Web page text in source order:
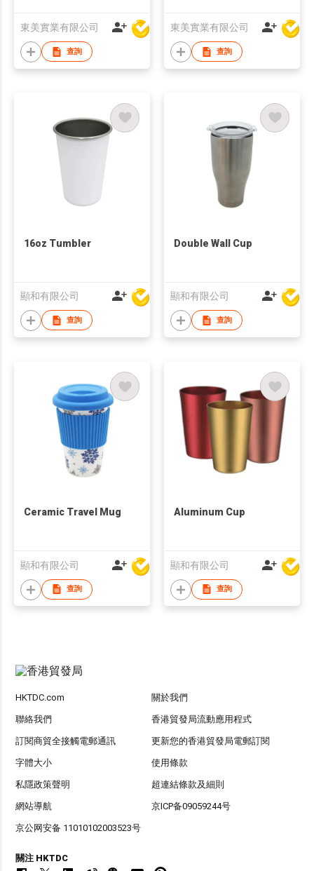
東美實業有限公司
查詢
東美實業有限公司
查詢
16oz Tumbler
顯和有限公司
查詢
Double Wall Cup
顯和有限公司
查詢
Ceramic Travel Mug
顯和有限公司
查詢
Aluminum Cup
顯和有限公司
查詢
HKTDC.com 關於我們
聯絡我們 香港貿發局流動應用程式
訂閱商貿全接觸電郵通訊 更新您的香港貿發局電郵訂閱
字體大小 使用條款
私隱政策聲明 超連結條款及細則
網站導航 京ICP备09059244号
京公网安备 11010102003523号
關注 HKTDC